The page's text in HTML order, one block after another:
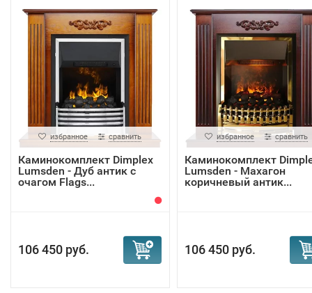
избранное сравнить
Каминокомплект Dimplex
Lumsden - Дуб антик с
очагом Flags...
106 450 руб.
избранное сравнить
Каминокомплект
Lumsden - Махагон
коричневый антик...
106 450 руб.